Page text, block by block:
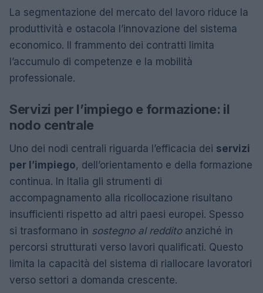
La segmentazione del mercato del lavoro riduce la
produttività e ostacola l’innovazione del sistema
economico. Il frammento dei contratti limita
l’accumulo di competenze e la mobilità
professionale.
Servizi per l’impiego e formazione: il
nodo centrale
Uno dei nodi centrali riguarda l’efficacia dei servizi
per l’impiego, dell’orientamento e della formazione
continua. In Italia gli strumenti di
accompagnamento alla ricollocazione risultano
insufficienti rispetto ad altri paesi europei. Spesso
si trasformano in sostegno al redditoanziché in
percorsi strutturati verso lavori qualificati. Questo
limita la capacità del sistema di riallocare lavoratori
verso settori a domanda crescente.